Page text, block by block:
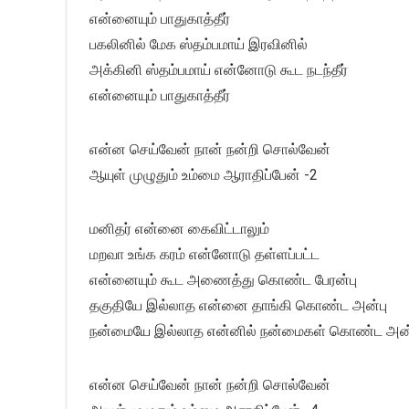
என்னையும் பாதுகாத்தீர்
பகலினில் மேக ஸ்தம்பமாய் இரவினில்
அக்கினி ஸ்தம்பமாய் என்னோடு கூட நடந்தீர்
என்னையும் பாதுகாத்தீர்
என்ன செய்வேன் நான் நன்றி சொல்வேன்
ஆயுள் முழுதும் உம்மை ஆராதிப்பேன் -2
மனிதர் என்னை கைவிட்டாலும்
மறவா உங்க கரம் என்னோடு தள்ளப்பட்ட
என்னையும் கூட அணைத்து கொண்ட பேரன்பு
தகுதியே இல்லாத என்னை தாங்கி கொண்ட அன்பு
நன்மையே இல்லாத என்னில் நன்மைகள் கொண்ட
என்ன செய்வேன் நான் நன்றி சொல்வேன்